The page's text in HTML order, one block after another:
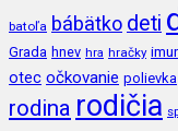
batoľa bábätko deti
Grada hnev hra hračky
otec očkovanie polievka
rodina rodičia